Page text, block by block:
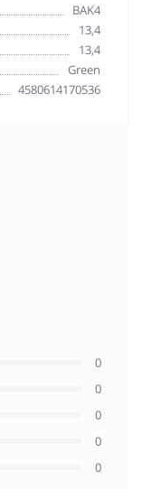
BAK4
13,4
13,4
Green
4580614170536
0
0
0
0
0